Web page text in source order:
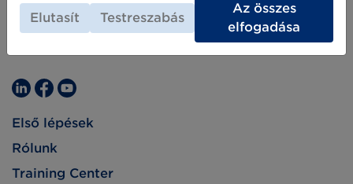
Első lépések
Rólunk
Training Center
Elutasít Testreszabás
Az összes
elfogadása